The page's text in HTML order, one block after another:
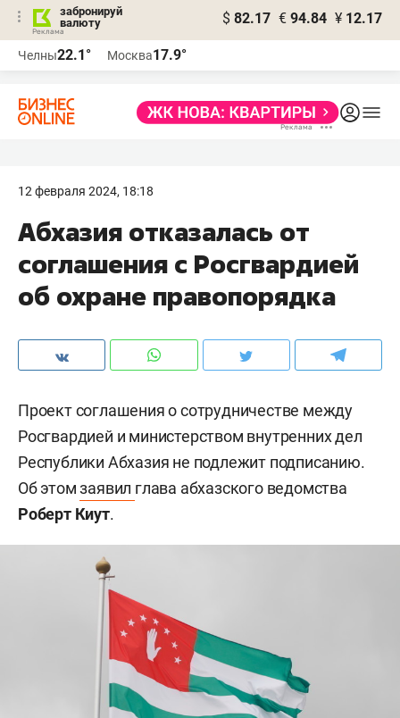
забронируй
валюту
$ 82.17 € 94.84 ¥ 12.17
Челны22.1° Москва17.9°
12 февраля 2024, 18:18
Абхазия отказалась от
соглашения с Росгвардией
об охране правопорядка
Проект соглашения о сотрудничестве между
Росгвардией и министерством внутренних дел
Республики Абхазия не подлежит подписанию.
Об этомзаявил глава абхазского ведомства
Роберт Киут.